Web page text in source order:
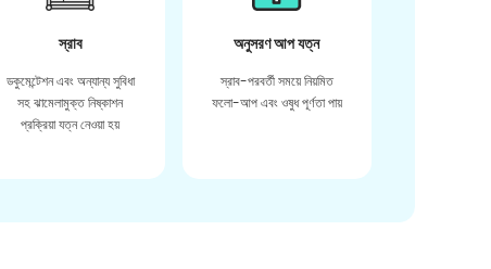
স্রাব
ডকুমেন্টেশন এবং অন্যান্য সুবিধা
সহ ঝামেলামুক্ত নিষ্কাশন
প্রক্রিয়া যত্ন নেওয়া হয়
অনুসরণ আপ যত্ন
স্রাব-পরবর্তী সময়ে নিয়মিত
ফলো-আপ এবং ওষুধ পূর্ণতা পায়